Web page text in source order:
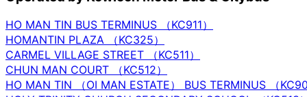
HO MAN TIN BUS TERMINUS （KC911）
HOMANTIN PLAZA （KC325）
CARMEL VILLAGE STREET （KC511）
CHUN MAN COURT （KC512）
HO MAN TIN （OI MAN ESTATE） BUS TERMINUS （